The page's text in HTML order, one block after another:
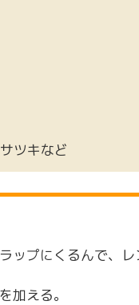
ツキなど
ップにくるんで、
加える。